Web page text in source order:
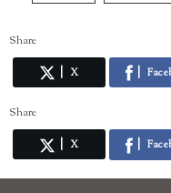
Share
X
Share
X